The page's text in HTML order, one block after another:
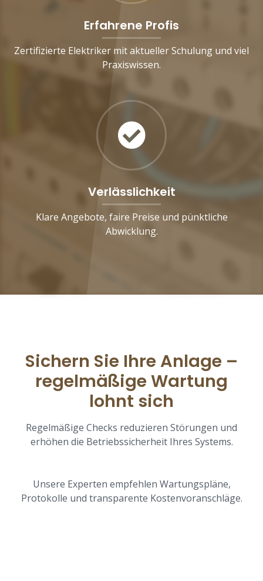
Erfahrene Profis
Zertifizierte Elektriker mit aktueller Schulung und viel
Praxiswissen.
Verlässlichkeit
Klare Angebote, faire Preise und pünktliche
Abwicklung.
Sichern Sie Ihre Anlage –
regelmäßige Wartung
lohnt sich
Regelmäßige Checks reduzieren Störungen und
erhöhen die Betriebssicherheit Ihres Systems.
Unsere Experten empfehlen Wartungspläne,
Protokolle und transparente Kostenvoranschläge.